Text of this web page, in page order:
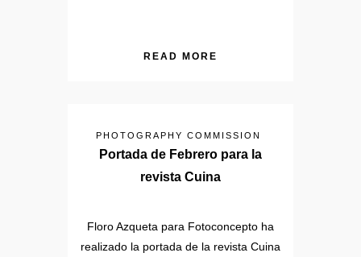
READ MORE
PHOTOGRAPHY COMMISSION
Portada de Febrero para la
revista Cuina
Floro Azqueta para Fotoconcepto ha
realizado la portada de la revista Cuina